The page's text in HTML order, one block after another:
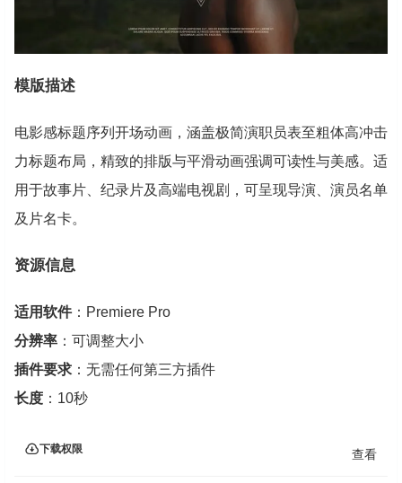
模版描述
电影感标题序列开场动画，涵盖极简演职员表至粗体高冲击
力标题布局，精致的排版与平滑动画强调可读性与美感。适
用于故事片、纪录片及高端电视剧，可呈现导演、演员名单
及片名卡。
资源信息
适用软件：Premiere Pro
分辨率 ：可调整大小
插件要求 ：无需任何第三方插件
长度 ：10秒
下载权限 查看